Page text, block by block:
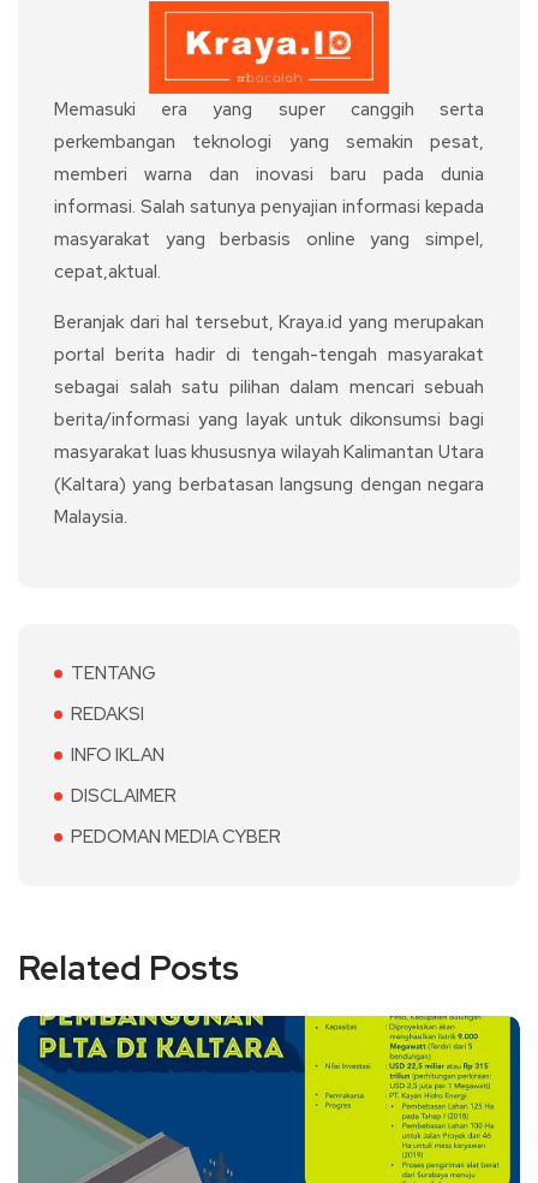
Memasuki era yang super canggih serta
perkembangan teknologi yang semakin pesat,
memberi warna dan inovasi baru pada dunia
informasi. Salah satunya penyajian informasi kepada
masyarakat yang berbasis online yang simpel,
cepat,aktual.
Beranjak dari hal tersebut, Kraya.id yang merupakan
portal berita hadir di tengah-tengah masyarakat
sebagai salah satu pilihan dalam mencari sebuah
berita/informasi yang layak untuk dikonsumsi bagi
masyarakat luas khususnya wilayah Kalimantan Utara
(Kaltara) yang berbatasan langsung dengan negara
Malaysia.
TENTANG
REDAKSI
INFO IKLAN
DISCLAIMER
PEDOMAN MEDIA CYBER
Related Posts